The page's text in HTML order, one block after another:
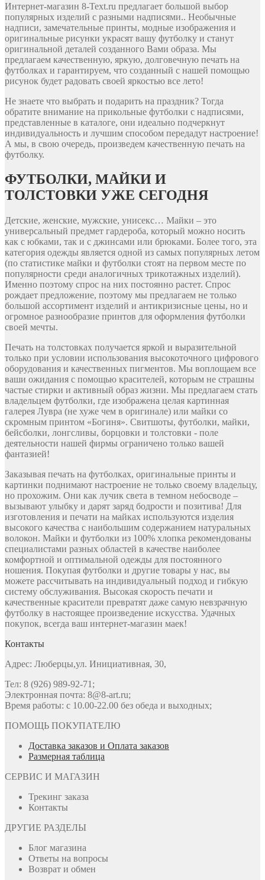
Интернет-магазин 8-Text.ru предлагает большой выбор
популярных изделий с разными надписями.. Необычные
надписи, замечательные принты, модные изображения и
оригинальные рисунки украсят вашу футболку и станут
оригинальной деталей созданного Вами образа. Мы
предлагаем качественную, яркую, долговечную печать на
футболках и гарантируем, что созданный с нашей помощью
рисунок будет радовать своей яркостью все лето!
Не знаете что выбрать и подарить на праздник? Тогда
обратите внимание на прикольные футболки с надписями,
представленные в каталоге, они идеально подчеркнут
индивидуальность и лучшим способом передадут настроение!
А мы, в свою очередь, произведем качественную печать на
футболку.
ФУТБОЛКИ, МАЙКИ И
ТОЛСТОВКИ УЖЕ СЕГОДНЯ
Детские, женские, мужские, унисекс… Майки – это
универсальный предмет гардероба, который можно носить
как с юбками, так и с джинсами или брюками. Более того, эта
категория одежды является одной из самых популярных летом
(по статистике майки и футболки стоят на первом месте по
популярности среди аналогичных трикотажных изделий).
Именно поэтому спрос на них постоянно растет. Спрос
рождает предложение, поэтому мы предлагаем не только
большой ассортимент изделий и антикризисные цены, но и
огромное разнообразие принтов для оформления футболки
своей мечты.
Печать на толстовках получается яркой и выразительной
только при условии использования высокоточного цифрового
оборудования и качественных пигментов. Мы воплощаем все
ваши ожидания с помощью красителей, которым не страшны
частые стирки и активный образ жизни. Мы предлагаем стать
владельцем футболки, где изображена целая картинная
галерея Лувра (не хуже чем в оригинале) или майки со
скромным принтом «Богиня». Свитшоты, футболки, майки,
бейсболки, лонгсливы, борцовки и толстовки - поле
деятельности нашей фирмы ограничено только вашей
фантазией!
Заказывая печать на футболках, оригинальные принты и
картинки поднимают настроение не только своему владельцу,
но прохожим. Они как лучик света в темном небосводе –
вызывают улыбку и дарят заряд бодрости и позитива! Для
изготовления и печати на майках используются изделия
высокого качества с наибольшим содержанием натуральных
волокон. Майки и футболки из 100% хлопка рекомендованы
специалистами разных областей в качестве наиболее
комфортной и оптимальной одежды для постоянного
ношения. Покупая футболки и другие товары у нас, вы
можете рассчитывать на индивидуальный подход и гибкую
систему обслуживания. Высокая скорость печати и
качественные красители превратят даже самую невзрачную
футболку в настоящее произведение искусства. Удачных
покупок, всегда ваш интернет-магазин маек!
Контакты
Адрес: Люберцы,ул. Инициативная, 30,
Тел: 8 (926) 989-92-71;
Электронная почта: 8@8-art.ru;
Время работы: с 10.00-22.00 без обеда и выходных;
ПОМОЩЬ ПОКУПАТЕЛЮ
Доставка заказов и Оплата заказов
Размерная таблица
СЕРВИС И МАГАЗИН
Трекинг заказа
Контакты
ДРУГИЕ РАЗДЕЛЫ
Блог магазина
Ответы на вопросы
Возврат и обмен